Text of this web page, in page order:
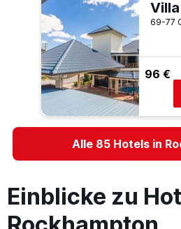
96 €
Alle 85 Hotels in
Einblicke zu